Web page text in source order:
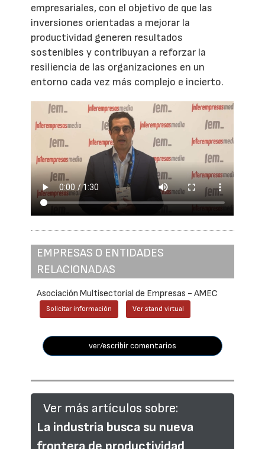
empresariales, con el objetivo de que las
inversiones orientadas a mejorar la
productividad generen resultados
sostenibles y contribuyan a reforzar la
resiliencia de las organizaciones en un
entorno cada vez más complejo e incierto.
EMPRESAS O ENTIDADES
RELACIONADAS
Asociación Multisectorial de Empresas - AMEC
Solicitar información Ver stand virtual
ver/escribir comentarios
Ver más artículos sobre:
La industria busca su nueva